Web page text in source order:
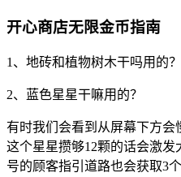
开心商店无限金币指南
1、地砖和植物树木干吗用的？
2、蓝色星星干嘛用的？
有时我们会看到从屏幕下方会
这个星星攒够12颗的话会激
号的顾客指引道路也会获取3个